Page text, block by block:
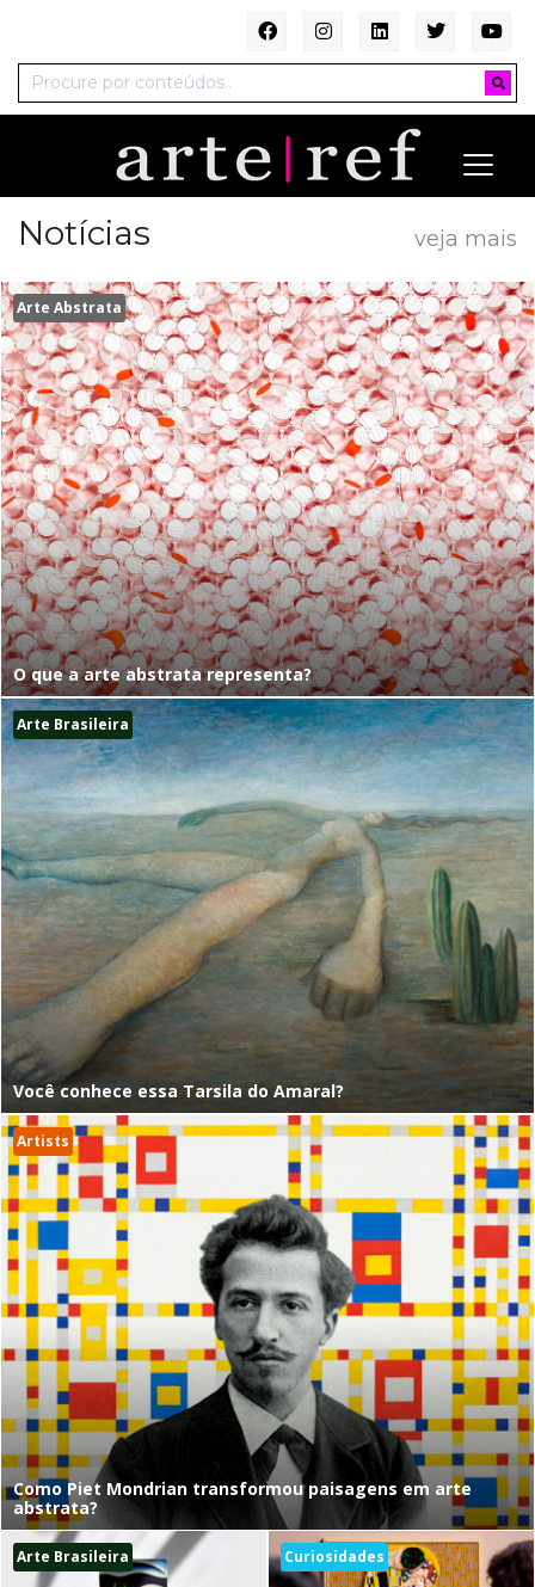
Notícias veja mais
Arte Abstrata
O que a arte abstrata representa?
Arte Brasileira
Você conhece essa Tarsila do Amaral?
Artists
Como Piet Mondrian transformou paisagens em arte
abstrata?
Arte Brasileira Curiosidades